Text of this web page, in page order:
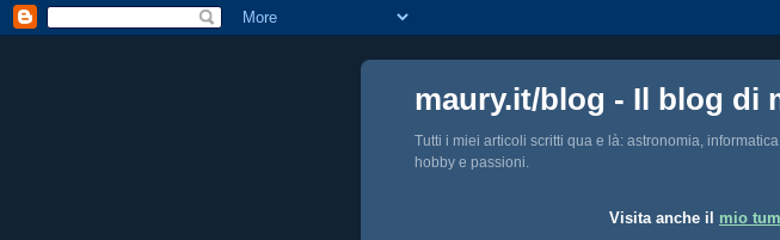
maury.it/blog - Il blog di
Tutti i miei articoli scritti qua e là: astronomia,
hobby e passioni.
Visita anche il mio